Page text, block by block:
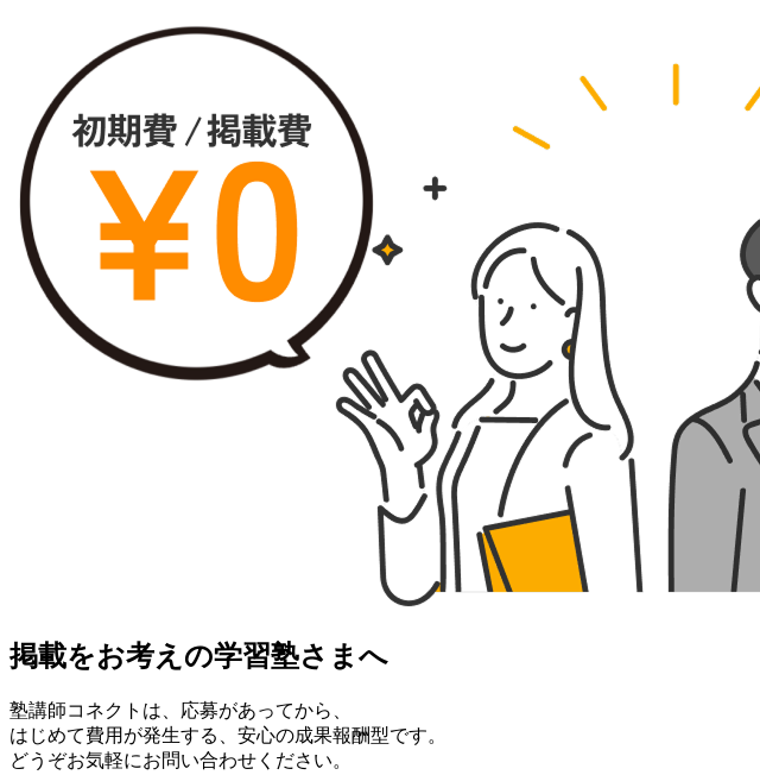
掲載をお考えの学習塾さまへ
塾講師コネクトは、応募があってから、
はじめて費用が発生する、安心の成果報酬型です。
どうぞお気軽にお問い合わせください。